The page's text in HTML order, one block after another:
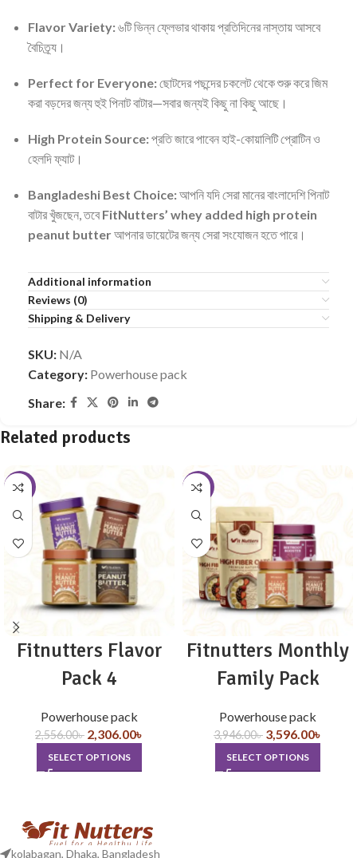
Flavor Variety:৬টি ভিন্ন ফ্লেভার থাকায় প্রতিদিনের নাস্তায় আসবে
বৈচিত্র্য।
Perfect for Everyone:ছোটদের পছন্দের চকলেট থেকে শুরু করে জিম
করা বড়দের জন্য হুই পিনাট বাটার—সবার জন্যই কিছু না কিছু আছে।
High Protein Source:প্রতি জারে পাবেন হাই-কোয়ালিটি প্রোটিন ও
হেলদি ফ্যাট।
Bangladeshi Best Choice:আপনি যদি সেরা মানের বাংলাদেশি পিনাট
বাটার খুঁজছেন, তবেFitNutters’ whey added high protein
peanut butterআপনার ডায়েটের জন্য সেরা সংযোজন হতে পারে।
Additional information
Reviews (0)
Shipping & Delivery
SKU: N/A
Category: Powerhouse pack
Share:
Related products
-10%
Fitnutters Flavor
Pack 4
Powerhouse pack
2,556.00৳ 2,306.00৳
SELECT OPTIONS
-9%
Fitnutters Monthly
Family Pack
Powerhouse pack
3,946.00৳ 3,596.00৳
SELECT OPTIONS
kolabagan, Dhaka, Bangladesh